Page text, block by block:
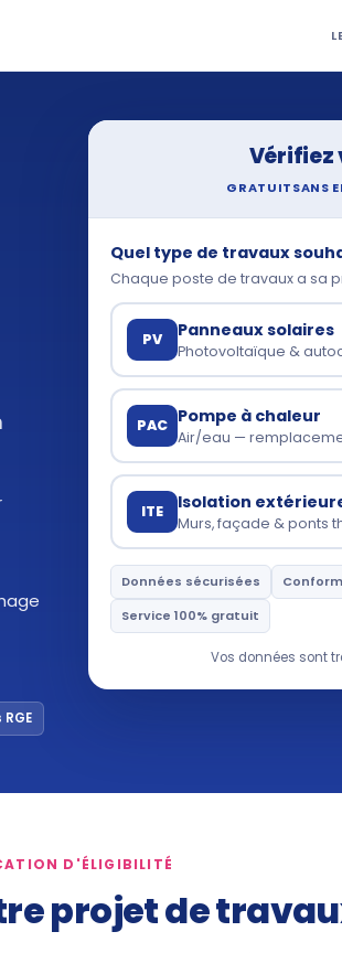
Vérifiez
GRATUITSANS
Quel type de travaux
Chaque poste de travaux a sa
PV Panneaux solaires
Photovoltaïque &
PAC Pompe à chaleur
Air/eau —
ITE Isolation
Murs, façade & ponts
Données sécurisées
Service 100% gratuit
Vos données sont
D'ÉLIGIBILITÉ
projet de